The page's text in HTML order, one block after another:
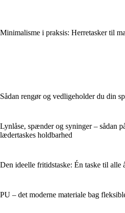
Minimalisme i praksis: Herretasker til
Sådan rengør og vedligeholder du din
Lynlåse, spænder og syninger – sådan
lædertaskes holdbarhed
Den ideelle fritidstaske: Én taske til alle
PU – det moderne materiale bag